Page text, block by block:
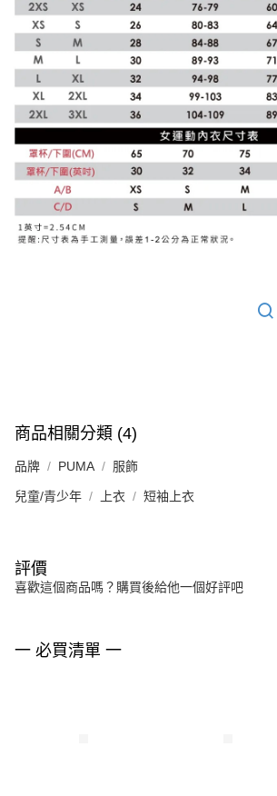
商品相關分類 (4)
品牌 PUMA 服飾
兒童/青少年 上衣 短袖上衣
評價
喜歡這個商品嗎？購買後給他一個好評吧
一 必買清單 一